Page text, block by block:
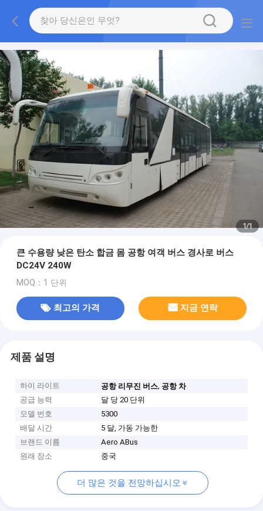
1/1
큰 수용량 낮은 탄소 합금 몸 공항 여객 버스 경사로 버스
DC24V 240W
MOQ：1 단위
최고의 가격 지금 연락
제품 설명
하이 라이트 공항 리무진 버스, 공항 차
공급 능력
달 당 20 단위
모델 번호
5300
배달 시간
5 달, 가동 가능한
브랜드 이름
Aero ABus
원래 장소
중국
더 많은 것을 전망하십시오